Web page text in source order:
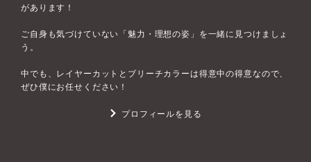
があります！
ご自身も気づけていない「魅力・理想の姿」を一緒に見つけましょ
う。
中でも、レイヤーカットとブリーチカラーは得意中の得意なので、
ぜひ僕にお任せください！
プロフィールを見る